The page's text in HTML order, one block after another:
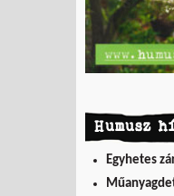
Humusz
Egyhetes